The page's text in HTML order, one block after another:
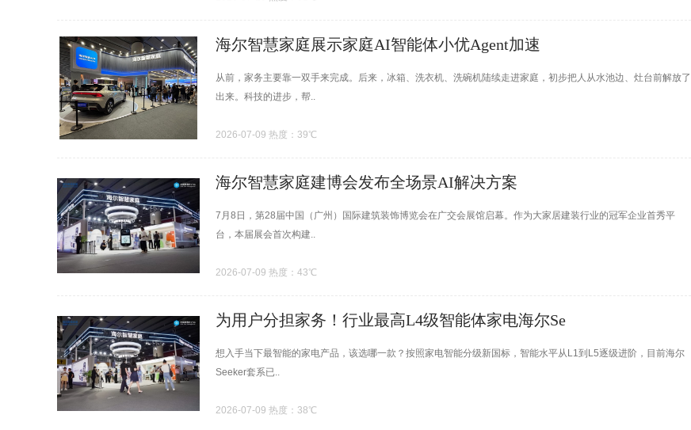
海尔智慧家庭展示家庭AI智能体小优Agent加速
从前，家务主要靠一双手来完成。后来，冰箱、洗衣机、洗碗机陆续走进家庭，初步把人从水池边、灶台前解放了
出来。科技的进步，帮..
2026-07-09 热度：39℃
海尔智慧家庭建博会发布全场景AI解决方案
7月8日，第28届中国（广州）国际建筑装饰博览会在广交会展馆启幕。作为大家居建装行业的冠军企业首秀平
台，本届展会首次构建..
2026-07-09 热度：43℃
为用户分担家务！行业最高L4级智能体家电海尔Se
想入手当下最智能的家电产品，该选哪一款？按照家电智能分级新国标，智能水平从L1到L5逐级进阶，目前海尔
Seeker套系已..
2026-07-09 热度：38℃